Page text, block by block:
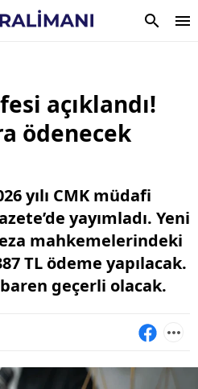
açıklandı!
ödenecek
yılı CMK müdafi
yayımladı. Yeni
mahkemelerindeki
TL ödeme yapılacak.
geçerli olacak.